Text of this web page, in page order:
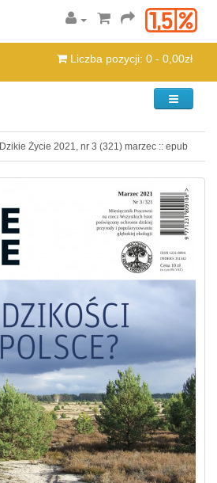
Liczba pozycji: 0 - 0,00zł
Dzikie Życie 2021, nr 3 (321) marzec :: epub